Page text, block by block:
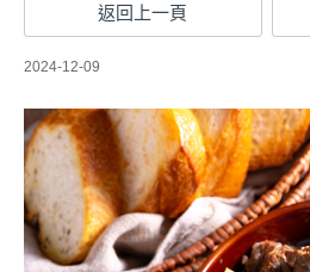
返回上一頁
2024-12-09